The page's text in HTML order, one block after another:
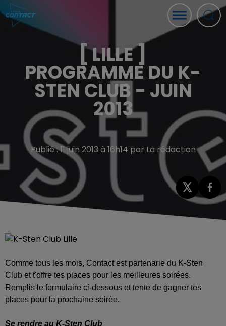
[ LILLE ]
PROGRAMME DU K-
STEN CLUB - JUIN
2013
Publié : 11 juin 2013 à 16h14 par La rédaction
Comme tous les mois, Contact est partenarie du K-Sten
Club et t'offre tes places pour les meilleures soirées.
Remplis le formulaire ci-dessous et tente de gagner tes
places pour la prochaine soirée.
Se rendre au K-Sten Club